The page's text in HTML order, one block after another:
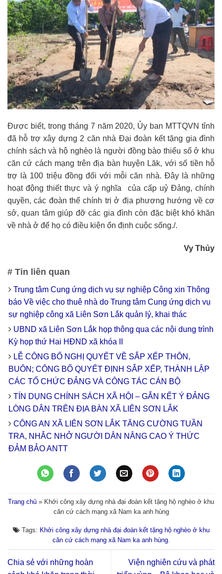
Được biết, trong tháng 7 năm 2020, Ủy ban MTTQVN tỉnh
đã hỗ trợ xây dựng 2 căn nhà Đại đoàn kết tặng gia đình
chính sách và hộ nghèo là người đồng bào thiểu số ở khu
căn cứ cách mạng trên địa bàn huyện Lăk, với số tiền hỗ
trợ là 100 triệu đồng đối với mỗi căn nhà. Đây là những
hoạt động thiết thực và ý nghĩa của cấp uỷ Đảng, chính
quyền, các đoàn thể chính trị ở địa phương hướng về cơ
sở, quan tâm giúp đỡ các gia đình còn đặc biệt khó khăn
về nhà ở để họ có điều kiện ổn định cuộc sống./.
Vy Thủy
# Tin liên quan
Trung tâm Cung ứng dịch vụ sự nghiệp Công xin Thông
báo Về việc cho thuê nhà do Trung tâm Cung ứng dịch vụ
sự nghiệp công xã Liên Sơn Lắk quản lý, khai thác
UBND xã Liên Sơn Lắk họp thông qua các nội dung trình
Kỳ họp thứ Hai HĐND xã khóa II
LỄ CÔNG BỐ NGHỊ QUYẾT VỀ SẮP XẾP THÔN,
BUÔN; CÔNG BỐ QUYẾT ĐỊNH SẮP XẾP, THÀNH LẬP
CÁC TỔ CHỨC ĐẢNG VÀ CÔNG TÁC CÁN BỘ
TÍN DỤNG CHÍNH SÁCH XÃ HỘI – GẮN KẾT Ý ĐẢNG
LÒNG DÂN TRÊN ĐỊA BÀN XÃ LIÊN SƠN LẮK
CÔNG AN XÃ LIÊN SƠN LẮK TĂNG CƯỜNG TUẦN
TRA, NHẮC NHỞ NGƯỜI DÂN NÂNG CAO Ý THỨC
ĐẢM BẢO ANTT
Trang chủ » Khởi công xây dựng nhà đại đoàn kết tặng hộ nghèo ở khu
căn cứ cách mạng xã Nam ka anh hùng
Tags: Khởi công xây dựng nhà đại đoàn kết tặng hộ nghèo ở khu
căn cứ cách mạng xã Nam ka anh hùng.
Chia sẻ với những hoàn
Viện nghiên cứu và phát